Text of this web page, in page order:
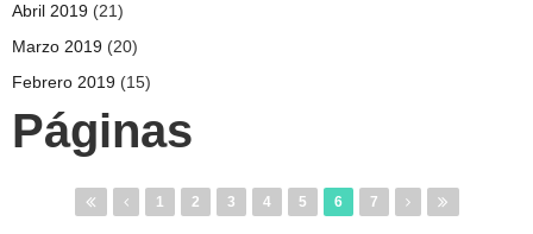
Abril 2019 (21)
Marzo 2019 (20)
Febrero 2019 (15)
Páginas
1 2 3 4 5 6 7